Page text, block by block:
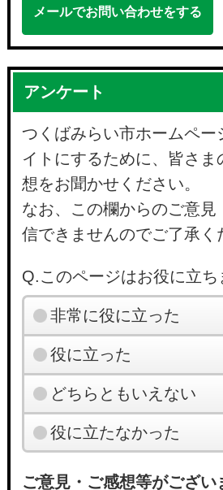
メールでお問い合わせをする
アンケート
つくばみらい市ホームペー
イトにするために、皆さま
想をお聞かせください。
なお、この欄からのご意見
信できませんのでご了承く
Q.このページはお役に立ち
非常に役に立った
役に立った
どちらともいえない
役に立たなかった
ご意見・ご感想等がござい